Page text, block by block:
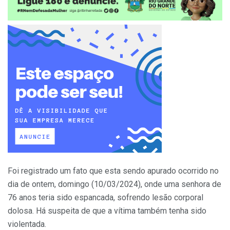
Foi registrado um fato que esta sendo apurado ocorrido no
dia de ontem, domingo (10/03/2024), onde uma senhora de
76 anos teria sido espancada, sofrendo lesão corporal
dolosa. Há suspeita de que a vítima também tenha sido
violentada.